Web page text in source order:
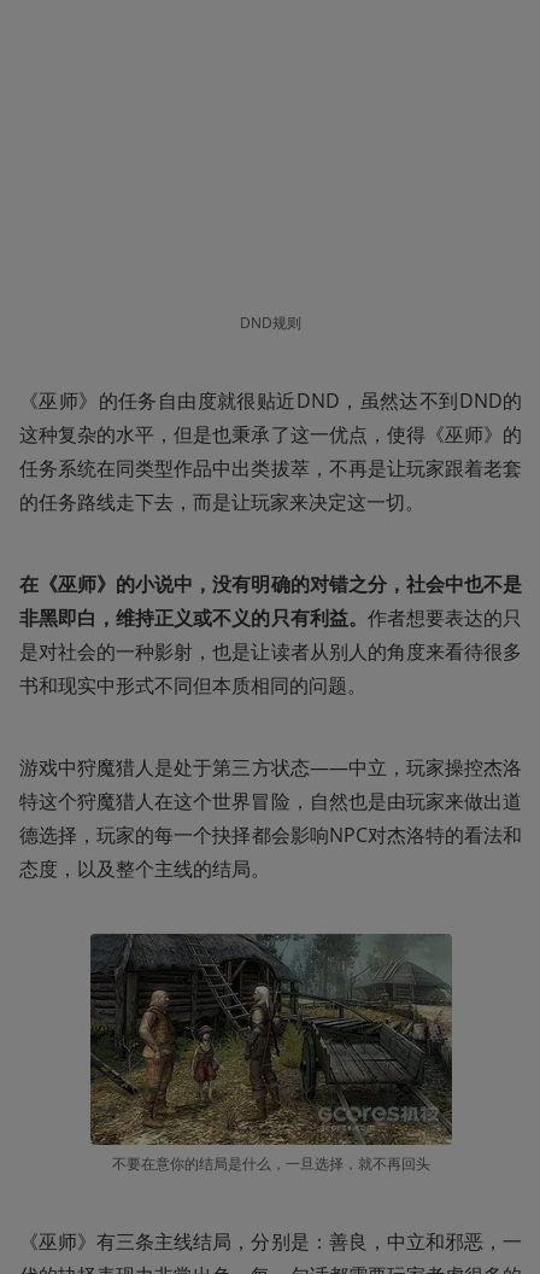
DND规则
《巫师》的任务自由度就很贴近DND，虽然达不到DND的
这种复杂的水平，但是也秉承了这一优点，使得《巫师》的
任务系统在同类型作品中出类拔萃，不再是让玩家跟着老套
的任务路线走下去，而是让玩家来决定这一切。
在《巫师》的小说中，没有明确的对错之分，社会中也不是
非黑即白，维持正义或不义的只有利益。 作者想要表达的只
是对社会的一种影射，也是让读者从别人的角度来看待很多
书和现实中形式不同但本质相同的问题。
游戏中狩魔猎人是处于第三方状态——中立，玩家操控杰洛
特这个狩魔猎人在这个世界冒险，自然也是由玩家来做出道
德选择，玩家的每一个抉择都会影响NPC对杰洛特的看法和
态度，以及整个主线的结局。
不要在意你的结局是什么，一旦选择，就不再回头
《巫师》有三条主线结局，分别是：善良，中立和邪恶，一